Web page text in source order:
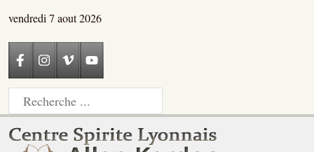
vendredi 7 aout 2026